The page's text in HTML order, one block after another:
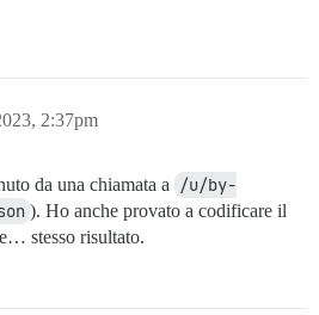
2:37pm
da una chiamata a
/u/by-
). Ho anche provato a codificare il
stesso risultato.